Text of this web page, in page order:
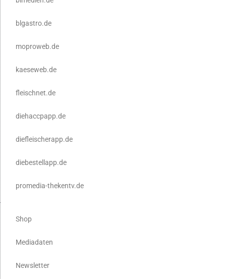
blgastro.de
moproweb.de
kaeseweb.de
fleischnet.de
diehaccpapp.de
diefleischerapp.de
diebestellapp.de
promedia-thekentv.de
Shop
Mediadaten
Newsletter